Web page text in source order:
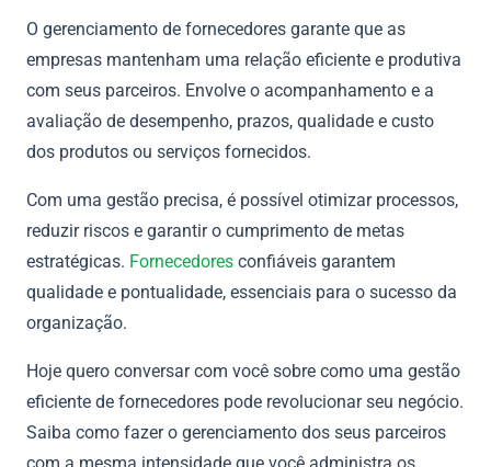
O gerenciamento de fornecedores garante que as
empresas mantenham uma relação eficiente e produtiva
com seus parceiros. Envolve o acompanhamento e a
avaliação de desempenho, prazos, qualidade e custo
dos produtos ou serviços fornecidos.
Com uma gestão precisa, é possível otimizar processos,
reduzir riscos e garantir o cumprimento de metas
estratégicas. Fornecedores confiáveis garantem
qualidade e pontualidade, essenciais para o sucesso da
organização.
Hoje quero conversar com você sobre como uma gestão
eficiente de fornecedores pode revolucionar seu negócio.
Saiba como fazer o gerenciamento dos seus parceiros